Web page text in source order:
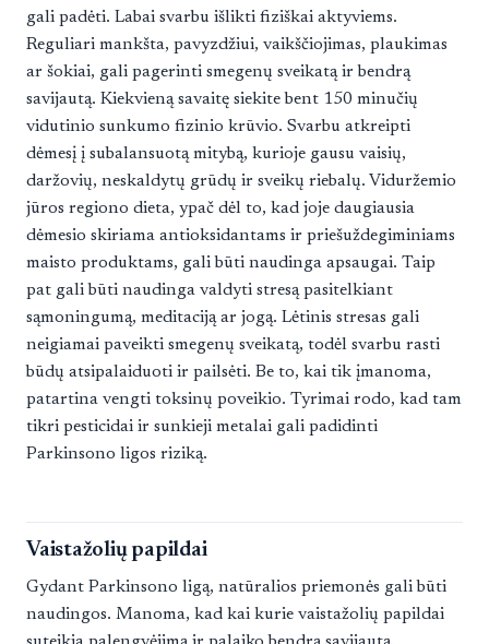
gali padėti. Labai svarbu išlikti fiziškai aktyviems.
Reguliari mankšta, pavyzdžiui, vaikščiojimas, plaukimas
ar šokiai, gali pagerinti smegenų sveikatą ir bendrą
savijautą. Kiekvieną savaitę siekite bent 150 minučių
vidutinio sunkumo fizinio krūvio. Svarbu atkreipti
dėmesį į subalansuotą mitybą, kurioje gausu vaisių,
daržovių, neskaldytų grūdų ir sveikų riebalų. Viduržemio
jūros regiono dieta, ypač dėl to, kad joje daugiausia
dėmesio skiriama antioksidantams ir priešuždegiminiams
maisto produktams, gali būti naudinga apsaugai. Taip
pat gali būti naudinga valdyti stresą pasitelkiant
sąmoningumą, meditaciją ar jogą. Lėtinis stresas gali
neigiamai paveikti smegenų sveikatą, todėl svarbu rasti
būdų atsipalaiduoti ir pailsėti. Be to, kai tik įmanoma,
patartina vengti toksinų poveikio. Tyrimai rodo, kad tam
tikri pesticidai ir sunkieji metalai gali padidinti
Parkinsono ligos riziką.
Vaistažolių papildai
Gydant Parkinsono ligą, natūralios priemonės gali būti
naudingos. Manoma, kad kai kurie vaistažolių papildai